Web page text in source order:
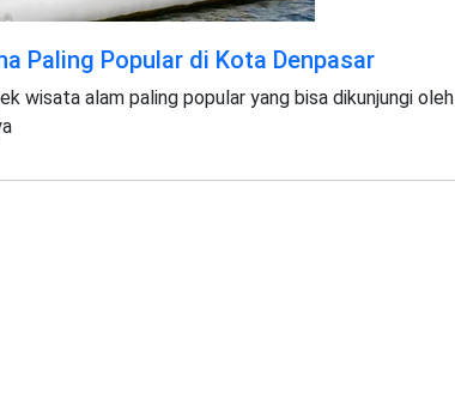
Paling Popular di Kota Denpasar
wisata alam paling popular yang bisa dikunjungi oleh